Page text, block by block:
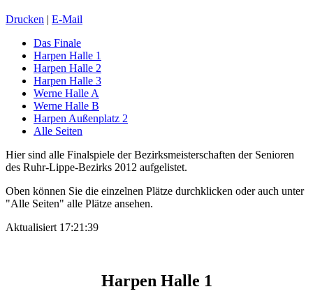
Drucken | E-Mail
Das Finale
Harpen Halle 1
Harpen Halle 2
Harpen Halle 3
Werne Halle A
Werne Halle B
Harpen Außenplatz 2
Alle Seiten
Hier sind alle Finalspiele der Bezirksmeisterschaften der Senioren
des Ruhr-Lippe-Bezirks 2012 aufgelistet.
Oben können Sie die einzelnen Plätze durchklicken oder auch unter
"Alle Seiten" alle Plätze ansehen.
Aktualisiert 17:21:39
Harpen Halle 1